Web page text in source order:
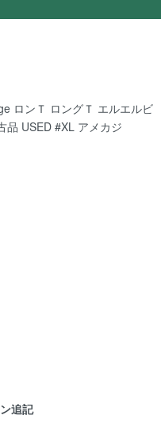
ロンＴ ロングＴ エルエルビ
品 USED #XL アメカジ
追記